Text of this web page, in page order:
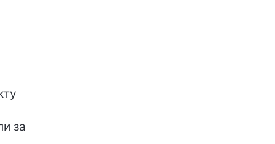
за